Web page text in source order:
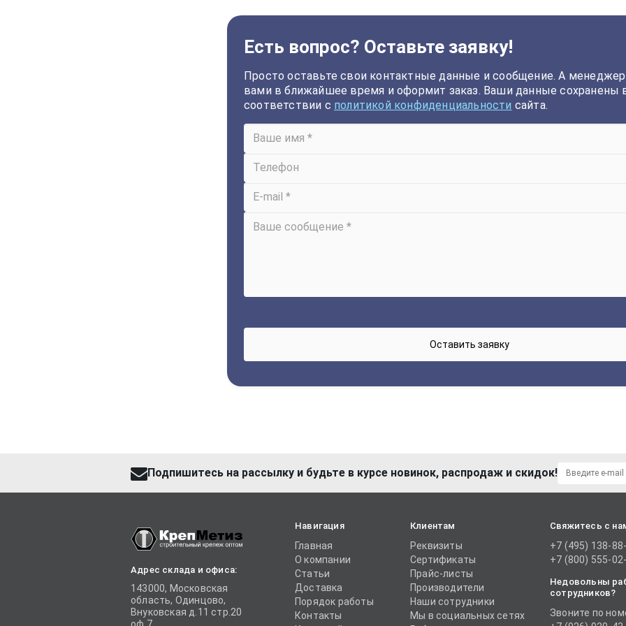
Есть вопрос? Оставьте заявку!
Просто оставьте свои контактные данные и сообщение. А
вами в ближайшее время и оформит заказ. Ваши данные сохранены
соответствии с политикой конфиденциальности сайта.
Подпишитесь на рассылку и будьте в курсе новинок, распродаж и скидок!
Адрес склада и офиса:
143000, Московская
область, Одинцово,
Внуковская д.11 стр.20
Навигация
Главная
О компании
Статьи
Доставка
Порядок работы
Контакты
Клиентам
Реквизиты
Сертификаты
Прайс-листы
Производители
Наши сотрудники
Мы в социальных сетях
Свяжитесь с
+7 (495) 138-
+7 (800) 555-
Недовольны
сотрудников?
Звоните по